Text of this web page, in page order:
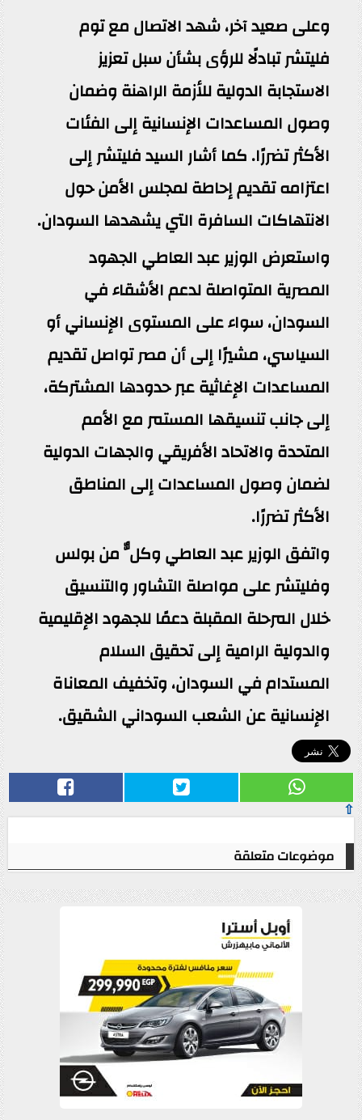
وعلى صعيد آخر، شهد الاتصال مع توم
فليتشر تبادلًا للرؤى بشأن سبل تعزيز
الاستجابة الدولية للأزمة الراهنة وضمان
وصول المساعدات الإنسانية إلى الفئات
الأكثر تضررًا. كما أشار السيد فليتشر إلى
اعتزامه تقديم إحاطة لمجلس الأمن حول
الانتهاكات السافرة التي يشهدها السودان.
واستعرض الوزير عبد العاطي الجهود
المصرية المتواصلة لدعم الأشقاء في
السودان، سواء على المستوى الإنساني أو
السياسي، مشيرًا إلى أن مصر تواصل تقديم
المساعدات الإغاثية عبر حدودها المشتركة،
إلى جانب تنسيقها المستمر مع الأمم
المتحدة والاتحاد الأفريقي والجهات الدولية
لضمان وصول المساعدات إلى المناطق
الأكثر تضررًا.
واتفق الوزير عبد العاطي وكلٌّ من بولس
وفليتشر على مواصلة التشاور والتنسيق
خلال المرحلة المقبلة دعمًا للجهود الإقليمية
والدولية الرامية إلى تحقيق السلام
المستدام في السودان، وتخفيف المعاناة
الإنسانية عن الشعب السوداني الشقيق.
⇧
موضوعات متعلقة